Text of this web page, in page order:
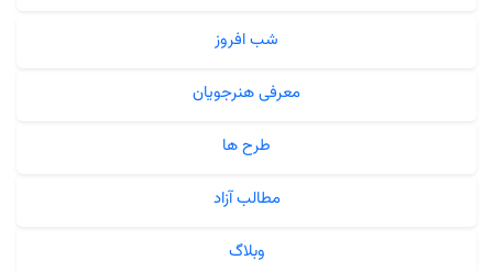
شب افروز
معرفی هنرجویان
طرح ها
مطالب آزاد
وبلاگ